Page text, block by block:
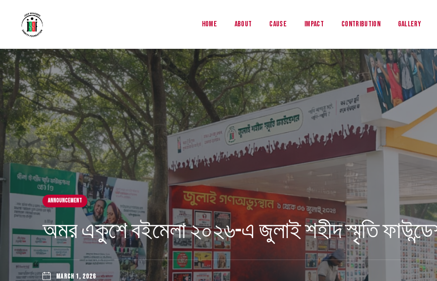
Home About Cause Impact Contribution Gallery
Announcement
অমর একুশে বইমেলা ২০২৬-এ জুলাই শহীদ স্মৃতি
MARCH 1, 2026